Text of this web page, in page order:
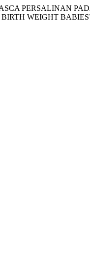
PERSALINAN
WEIGHT